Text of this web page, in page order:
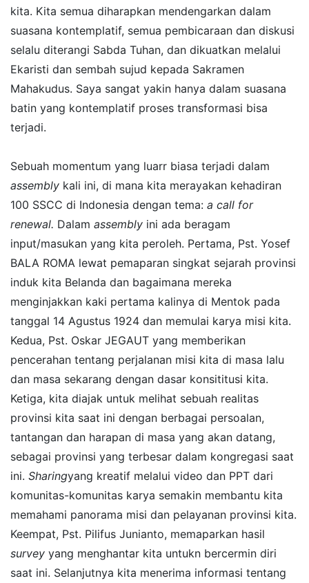
kita. Kita semua diharapkan mendengarkan dalam
suasana kontemplatif, semua pembicaraan dan diskusi
selalu diterangi Sabda Tuhan, dan dikuatkan melalui
Ekaristi dan sembah sujud kepada Sakramen
Mahakudus. Saya sangat yakin hanya dalam suasana
batin yang kontemplatif proses transformasi bisa
terjadi.
Sebuah momentum yang luarr biasa terjadi dalam
assembly kali ini, di mana kita merayakan kehadiran
100 SSCC di Indonesia dengan tema: a call for
renewal. Dalam assembly ini ada beragam
input/masukan yang kita peroleh. Pertama, Pst. Yosef
BALA ROMA lewat pemaparan singkat sejarah provinsi
induk kita Belanda dan bagaimana mereka
menginjakkan kaki pertama kalinya di Mentok pada
tanggal 14 Agustus 1924 dan memulai karya misi kita.
Kedua, Pst. Oskar JEGAUT yang memberikan
pencerahan tentang perjalanan misi kita di masa lalu
dan masa sekarang dengan dasar konsititusi kita.
Ketiga, kita diajak untuk melihat sebuah realitas
provinsi kita saat ini dengan berbagai persoalan,
tantangan dan harapan di masa yang akan datang,
sebagai provinsi yang terbesar dalam kongregasi saat
ini. Sharingyang kreatif melalui video dan PPT dari
komunitas-komunitas karya semakin membantu kita
memahami panorama misi dan pelayanan provinsi kita.
Keempat, Pst. Pilifus Junianto, memaparkan hasil
survey yang menghantar kita untukn bercermin diri
saat ini. Selanjutnya kita menerima informasi tentang